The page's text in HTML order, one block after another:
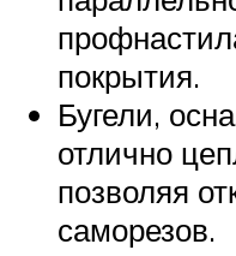
покрытия.
Бугели,
отлично
позволяя
саморезов.